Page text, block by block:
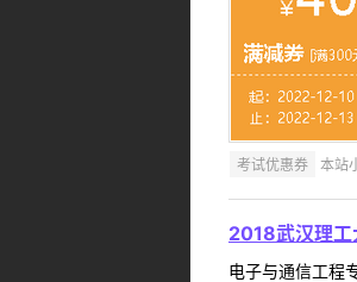
考试优惠券 本站
2018武汉理工
电子与通信工程